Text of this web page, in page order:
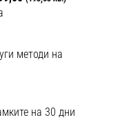
методи на
на 30 дни